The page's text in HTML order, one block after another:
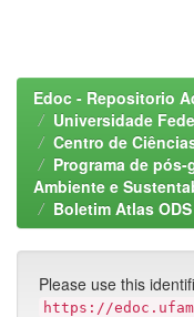
Edoc - Repositorio
Universidade
Centro de
Programa de
Ambiente e
Boletim Atlas
Please use this
https://